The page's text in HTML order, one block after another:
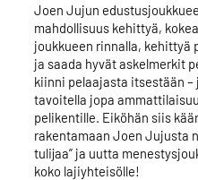
Joen Jujun
mahdollisuus kehittyä,
joukkueen rinnalla, kehittyä
ja saada hyvät askelmerkit
kiinni pelaajasta itsestään
tavoitella jopa
pelikentille. Eiköhän siis
rakentamaan Joen Jujusta
tulijaa” ja uutta
koko lajiyhteisölle!